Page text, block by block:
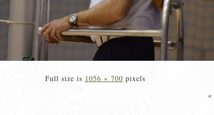
Full size is 1056 × 700 pixels
«